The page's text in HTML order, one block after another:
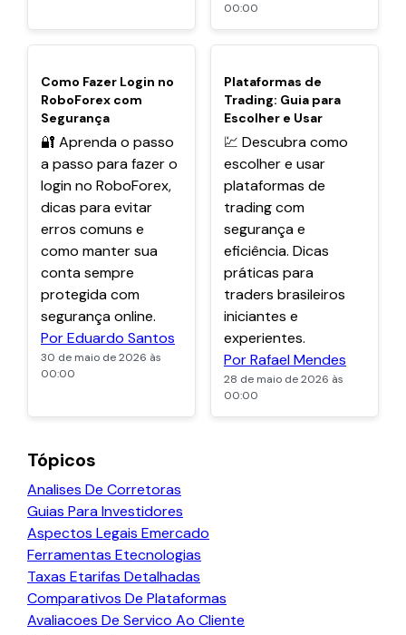
00:00
POPULARES
Como Fazer Login no
RoboForex com
Segurança
🔐 Aprenda o passo
a passo para fazer o
login no RoboForex,
dicas para evitar
erros comuns e
como manter sua
conta sempre
protegida com
segurança online.
Por Eduardo Santos
30 de maio de 2026 às
00:00
POPULARES
Plataformas de
Trading: Guia para
Escolher e Usar
💹 Descubra como
escolher e usar
plataformas de
trading com
segurança e
eficiência. Dicas
práticas para
traders brasileiros
iniciantes e
experientes.
Por Rafael Mendes
28 de maio de 2026 às
00:00
Tópicos
Analises De Corretoras
Guias Para Investidores
Aspectos Legais Emercado
Ferramentas Etecnologias
Taxas Etarifas Detalhadas
Comparativos De Plataformas
Avaliacoes De Servico Ao Cliente